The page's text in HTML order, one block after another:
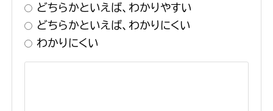
どちらかといえば、わかりやすい
どちらかといえば、わかりにくい
わかりにくい